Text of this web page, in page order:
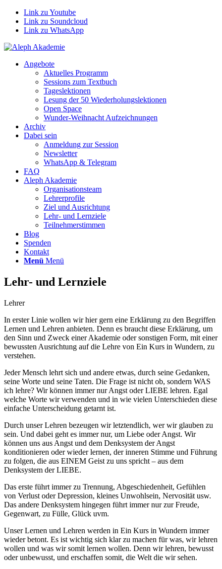
Link zu Youtube
Link zu Soundcloud
Link zu WhatsApp
Angebote
Aktuelles Programm
Sessions zum Textbuch
Tageslektionen
Lesung der 50 Wiederholungslektionen
Open Space
Wunder-Weihnacht Aufzeichnungen
Archiv
Dabei sein
Anmeldung zur Session
Newsletter
WhatsApp & Telegram
FAQ
Aleph Akademie
Organisationsteam
Lehrerprofile
Ziel und Ausrichtung
Lehr- und Lernziele
Teilnehmerstimmen
Blog
Spenden
Kontakt
Menü Menü
Lehr- und Lernziele
Lehrer
In erster Linie wollen wir hier gern eine Erklärung zu den Begriffen
Lernen und Lehren anbieten. Denn es braucht diese Erklärung, um
den Sinn und Zweck einer Akademie oder sonstigen Form, mit einer
bewussten Ausrichtung auf die Lehre von Ein Kurs in Wundern, zu
verstehen.
Jeder Mensch lehrt sich und andere etwas, durch seine Gedanken,
seine Worte und seine Taten. Die Frage ist nicht ob, sondern WAS
ich lehre? Wir können immer nur Angst oder LIEBE lehren. Egal
welche Worte wir verwenden und in wie vielen Unterschieden diese
einfache Unterscheidung getarnt ist.
Durch unser Lehren bezeugen wir letztendlich, wer wir glauben zu
sein. Und dabei geht es immer nur, um Liebe oder Angst. Wir
können uns aus Angst und dem Denksystem der Angst
konditionieren oder wieder lernen, der inneren Stimme und Führung
zu folgen, die aus EINEM Geist zu uns spricht – aus dem
Denksystem der LIEBE.
Das erste führt immer zu Trennung, Abgeschiedenheit, Gefühlen
von Verlust oder Depression, kleines Unwohlsein, Nervosität usw.
Das andere Denksystem hingegen führt immer nur zur Freude,
Gegenwart, zu Fülle, Glück uvm.
Unser Lernen und Lehren werden in Ein Kurs in Wundern immer
wieder betont. Es ist wichtig sich klar zu machen für was, wir lehren
wollen und was wir somit lernen wollen. Denn wir lehren, bewusst
oder unbewusst, und erschaffen somit, die Welt die wir sehen.